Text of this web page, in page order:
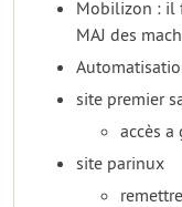
Mobilizon : il
MAJ des
site premier
accès a
site parinux